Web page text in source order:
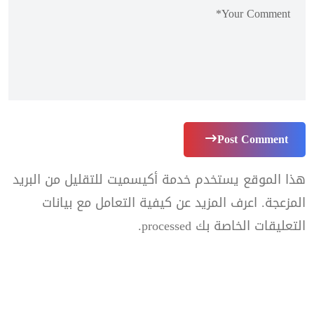
Post Comment
هذا الموقع يستخدم خدمة أكيسميت للتقليل من البريد
المزعجة. اعرف المزيد عن كيفية التعامل مع بيانات
التعليقات الخاصة بك processed
.